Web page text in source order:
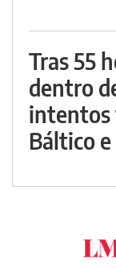
Tras 55
dentro
intentos
Báltico